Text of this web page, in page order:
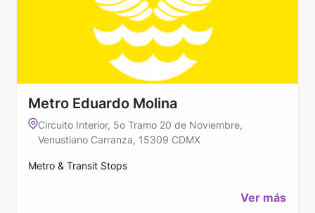
Metro Eduardo Molina
Circuito Interior, 5o Tramo 20 de Noviembre,
Venustiano Carranza, 15309 CDMX
Metro & Transit Stops
Ver más